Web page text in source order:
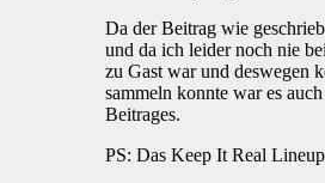
Da der Beitrag wie
und da ich leider noch nie
zu Gast war und deswegen
sammeln konnte war es
Beitrages.
PS: Das Keep It Real